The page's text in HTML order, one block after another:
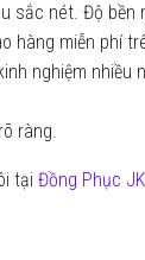
sắc nét. Độ bền
hàng miễn phí
nghiệm nhiều
ràng.
tại Đồng Phục